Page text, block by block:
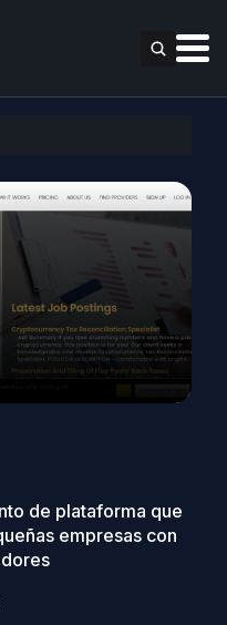
de plataforma que
empresas con